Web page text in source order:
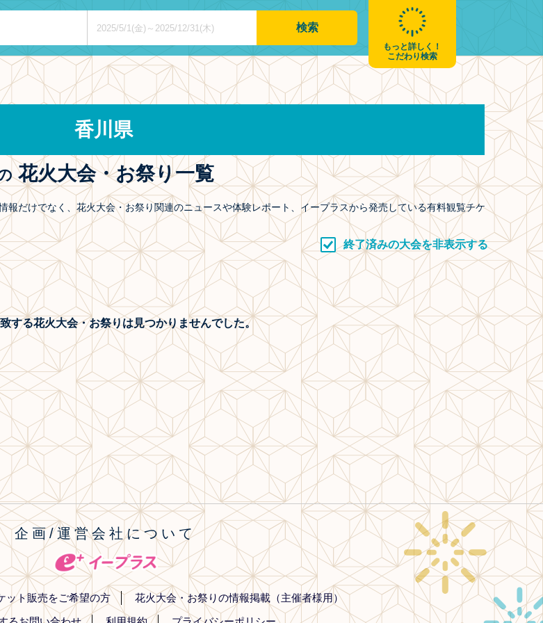
もっと詳しく！
こだわり検索
香川県
花火大会・お祭り一覧
だけでなく、花火大会・お祭り関連のニュースや体験レポート、イープラスから発売している有料観覧チケ
終了済みの大会を非表示する
する花火大会・お祭りは見つかりませんでした。
企画/運営会社について
ット販売をご希望の方
花火大会・お祭りの情報掲載（主催者様用）